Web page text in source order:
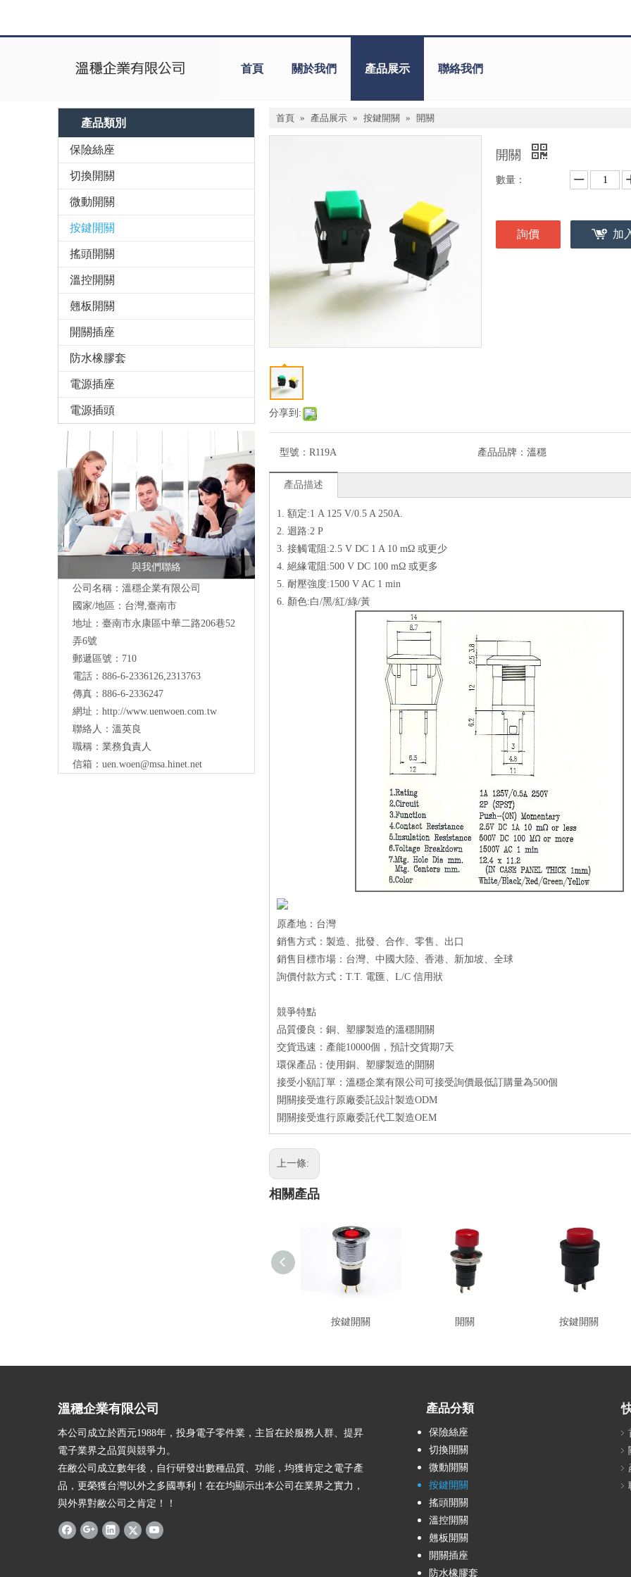
首頁 關於我們 產品展示 聯絡我們
產品類別
保險絲座
切換開關
微動開關
按鍵開關
搖頭開關
溫控開關
翹板開關
開關插座
防水橡膠套
電源插座
電源插頭
與我們聯絡
公司名稱：溫穩企業有限公司
國家/地區：台灣,臺南市
地址：臺南市永康區中華二路206巷52
弄6號
郵遞區號：710
電話：886-6-2336126,2313763
傳真：886-6-2336247
網址： http://www.uenwoen.com.tw
聯絡人：溫英良
職稱：業務負責人
信箱： uen.woen@msa.hinet.net
首頁 » 產品展示 » 按鍵開關 » 開關
分享到:
開關
數量：
詢價 加
型號： R119A 產品品牌： 溫穩
產品描述
1. 額定:1 A 125 V/0.5 A 250A.
2. 迴路:2 P
3. 接觸電阻:2.5 V DC 1 A 10 mΩ 或更少
4. 絕緣電阻:500 V DC 100 mΩ 或更多
5. 耐壓強度:1500 V AC 1 min
6. 顏色:白/黑/紅/綠/黃
原產地：台灣
銷售方式：製造、批發、合作、零售、出口
銷售目標市場：台灣、中國大陸、香港、新加坡、全球
詢價付款方式：T.T. 電匯、L/C 信用狀
競爭特點
品質優良：銅、塑膠製造的溫穩開關
交貨迅速：產能10000個，預計交貨期7天
環保產品：使用銅、塑膠製造的開關
接受小額訂單：溫穩企業有限公司可接受詢價最低訂購量為500個
開關接受進行原廠委託設計製造ODM
開關接受進行原廠委託代工製造OEM
上一條:
相關產品
按鍵開關 開關 按鍵開關
溫穩企業有限公司
本公司成立於西元1988年，投身電子零件業，主旨在於服務人群、提昇
電子業界之品質與競爭力。
在敝公司成立數年後，自行研發出數種品質、功能，均獲肯定之電子產
品，更榮獲台灣以外之多國專利！在在均顯示出本公司在業界之實力，
與外界對敝公司之肯定！！
產品分類
保險絲座
切換開關
微動開關
按鍵開關
搖頭開關
溫控開關
翹板開關
開關插座
防水橡膠套